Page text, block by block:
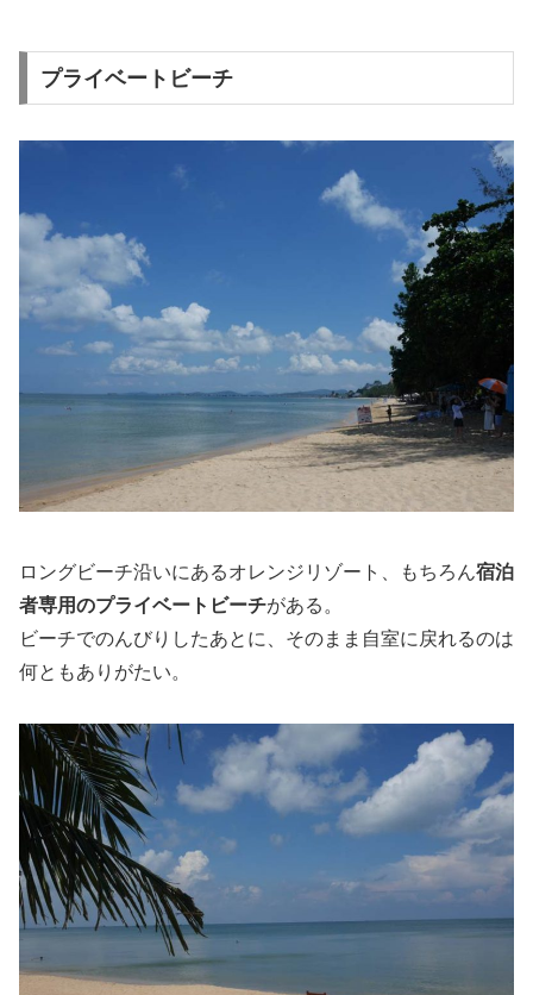
プライベートビーチ
ロングビーチ沿いにあるオレンジリゾート、もちろん宿泊
者専用のプライベートビーチがある。
ビーチでのんびりしたあとに、そのまま自室に戻れるのは
何ともありがたい。